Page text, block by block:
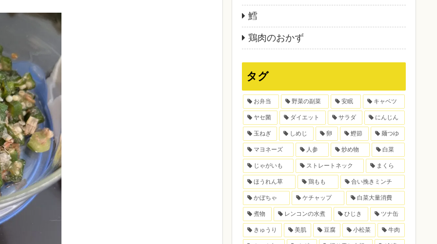
鱈
鶏肉のおかず
タグ
お弁当 野菜の副菜 安眠 キャベツ
ヤセ菌 ダイエット サラダ にんじん
玉ねぎ しめじ 卵 鰹節 麺つゆ
マヨネーズ 人参 炒め物 白菜
じゃがいも ストレートネック まくら
ほうれん草 鶏もも 合い挽きミンチ
かぼちゃ ケチャップ 白菜大量消費
煮物 レンコンの水煮 ひじき ツナ缶
きゅうり 美肌 豆腐 小松菜 牛肉